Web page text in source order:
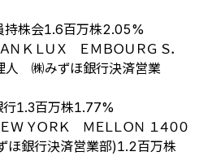
持株会1.6百万株2.05%
ＡＮＫ ＬＵＸ ＥＭＢＯＵＲＧ Ｓ．
理人 ㈱みずほ銀行決済営業
行1.3百万株1.77%
Ｗ ＹＯＲＫ ＭＥＬＬＯＮ １４００
ほ銀行決済営業部)1.2百万株